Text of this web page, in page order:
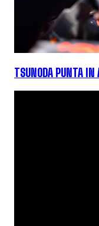
TSUNODA PUNTA IN